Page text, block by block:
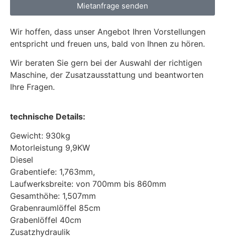
Mietanfrage senden
Wir hoffen, dass unser Angebot Ihren Vorstellungen
entspricht und freuen uns, bald von Ihnen zu hören.
Wir beraten Sie gern bei der Auswahl der richtigen
Maschine, der Zusatzausstattung und beantworten
Ihre Fragen.
technische Details:
Gewicht: 930kg
Motorleistung 9,9KW
Diesel
Grabentiefe: 1,763mm,
Laufwerksbreite: von 700mm bis 860mm
Gesamthöhe: 1,507mm
Grabenraumlöffel 85cm
Grabenlöffel 40cm
Zusatzhydraulik